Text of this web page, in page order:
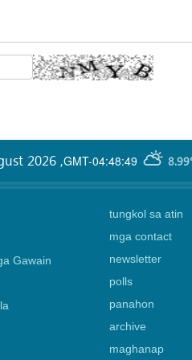
GMT-04:48:49
2026 ,
Gawain
tungkol sa atin
mga contact
newsletter
polls
panahon
archive
maghanap